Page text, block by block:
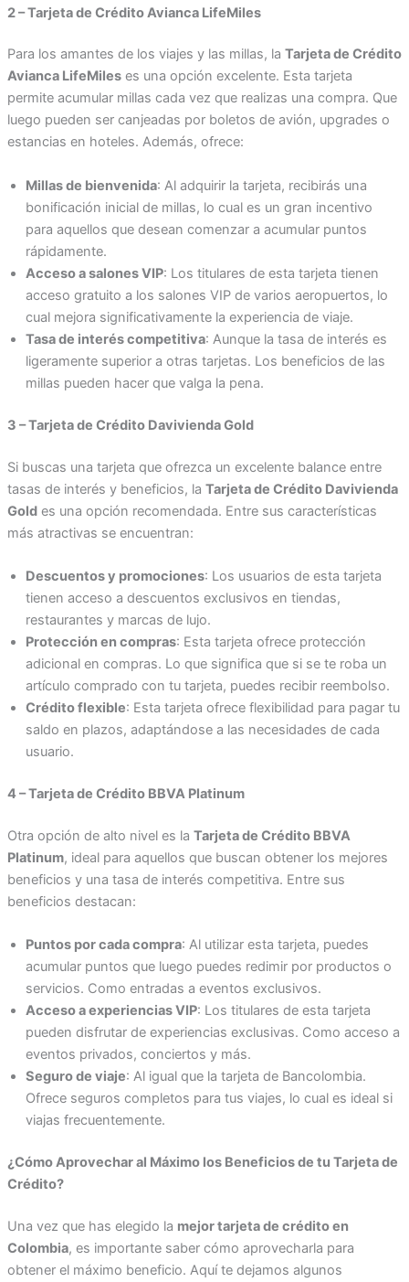
2 – Tarjeta de Crédito Avianca LifeMiles
Para los amantes de los viajes y las millas, la Tarjeta de Crédito
Avianca LifeMileses una opción excelente. Esta tarjeta
permite acumular millas cada vez que realizas una compra. Que
luego pueden ser canjeadas por boletos de avión, upgrades o
estancias en hoteles. Además, ofrece:
Millas de bienvenida: Al adquirir la tarjeta, recibirás una
bonificación inicial de millas, lo cual es un gran incentivo
para aquellos que desean comenzar a acumular puntos
rápidamente.
Acceso a salones VIP: Los titulares de esta tarjeta tienen
acceso gratuito a los salones VIP de varios aeropuertos, lo
cual mejora significativamente la experiencia de viaje.
Tasa de interés competitiva: Aunque la tasa de interés es
ligeramente superior a otras tarjetas. Los beneficios de las
millas pueden hacer que valga la pena.
3 – Tarjeta de Crédito Davivienda Gold
Si buscas una tarjeta que ofrezca un excelente balance entre
tasas de interés y beneficios, la Tarjeta de Crédito Davivienda
Goldes una opción recomendada. Entre sus características
más atractivas se encuentran:
Descuentos y promociones: Los usuarios de esta tarjeta
tienen acceso a descuentos exclusivos en tiendas,
restaurantes y marcas de lujo.
Protección en compras: Esta tarjeta ofrece protección
adicional en compras. Lo que significa que si se te roba un
artículo comprado con tu tarjeta, puedes recibir reembolso.
Crédito flexible: Esta tarjeta ofrece flexibilidad para pagar tu
saldo en plazos, adaptándose a las necesidades de cada
usuario.
4 – Tarjeta de Crédito BBVA Platinum
Otra opción de alto nivel es la Tarjeta de Crédito BBVA
Platinum, ideal para aquellos que buscan obtener los mejores
beneficios y una tasa de interés competitiva. Entre sus
beneficios destacan:
Puntos por cada compra: Al utilizar esta tarjeta, puedes
acumular puntos que luego puedes redimir por productos o
servicios. Como entradas a eventos exclusivos.
Acceso a experiencias VIP: Los titulares de esta tarjeta
pueden disfrutar de experiencias exclusivas. Como acceso a
eventos privados, conciertos y más.
Seguro de viaje: Al igual que la tarjeta de Bancolombia.
Ofrece seguros completos para tus viajes, lo cual es ideal si
viajas frecuentemente.
¿Cómo Aprovechar al Máximo los Beneficios de tu Tarjeta de
Crédito?
Una vez que has elegido la mejor tarjeta de crédito en
Colombia, es importante saber cómo aprovecharla para
obtener el máximo beneficio. Aquí te dejamos algunos